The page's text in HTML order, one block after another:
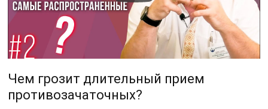
Чем грозит длительный прием
противозачаточных?